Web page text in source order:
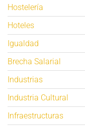
Hostelería
Hoteles
Igualdad
Brecha Salarial
Industrias
Industria Cultural
Infraestructuras